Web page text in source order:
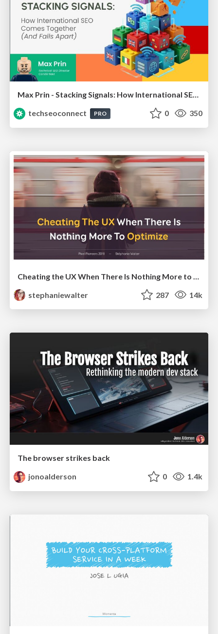
Max Prin - Stacking Signals: How International SEO Comes Together (And Falls Apart)
techseoconnect
PRO 0 350
stephaniewalter
287 14k
The browser strikes back
jonoalderson
0 1.4k